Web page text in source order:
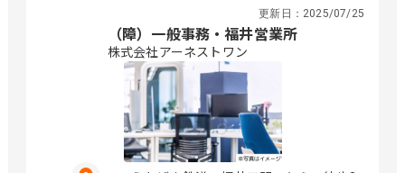
更新日： 2025/07/25
（障）一般事務・福井営業所
株式会社アーネストワン